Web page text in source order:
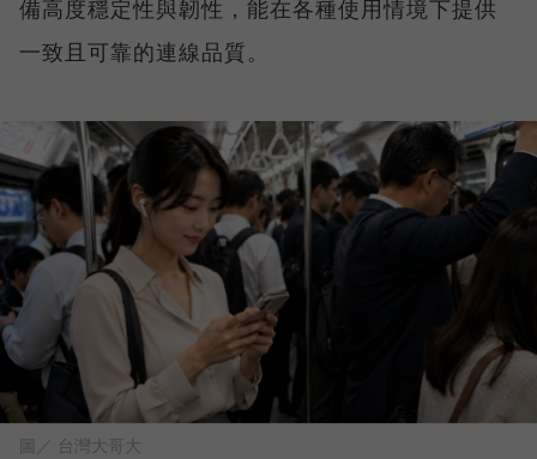
備高度穩定性與韌性，能在各種使用情境下提供
一致且可靠的連線品質。
圖／ 台灣大哥大